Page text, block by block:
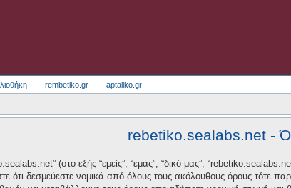
rembetiko.gr aptaliko.gr
rebetiko.sealabs.net -
(στο εξής “εμείς”, “εμάς”, “δικό μας”,
ότι δεσμεύεστε νομικά από όλους τους ακόλουθους όρους τότε